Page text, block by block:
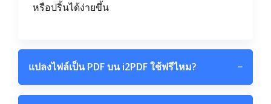
หรือปริ้นได้ง่ายขึ้น
แปลงไฟล์เป็น PDF บน i2PDF ใช้ฟรีไหม? −